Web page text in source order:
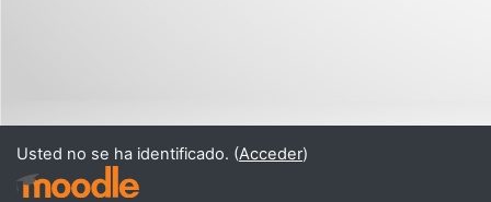
Usted no se ha identificado. (Acceder)